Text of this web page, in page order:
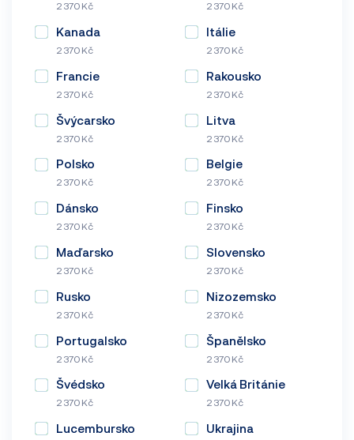
2 370 Kč 2 370 Kč
Kanada
2 370 Kč
Itálie
2 370 Kč
Francie
2 370 Kč
Rakousko
2 370 Kč
Švýcarsko
2 370 Kč
Litva
2 370 Kč
Polsko
2 370 Kč
Belgie
2 370 Kč
Dánsko
2 370 Kč
Finsko
2 370 Kč
Maďarsko
2 370 Kč
Slovensko
2 370 Kč
Rusko
2 370 Kč
Nizozemsko
2 370 Kč
Portugalsko
2 370 Kč
Španělsko
2 370 Kč
Švédsko
2 370 Kč
Velká Británie
2 370 Kč
Lucembursko Ukrajina